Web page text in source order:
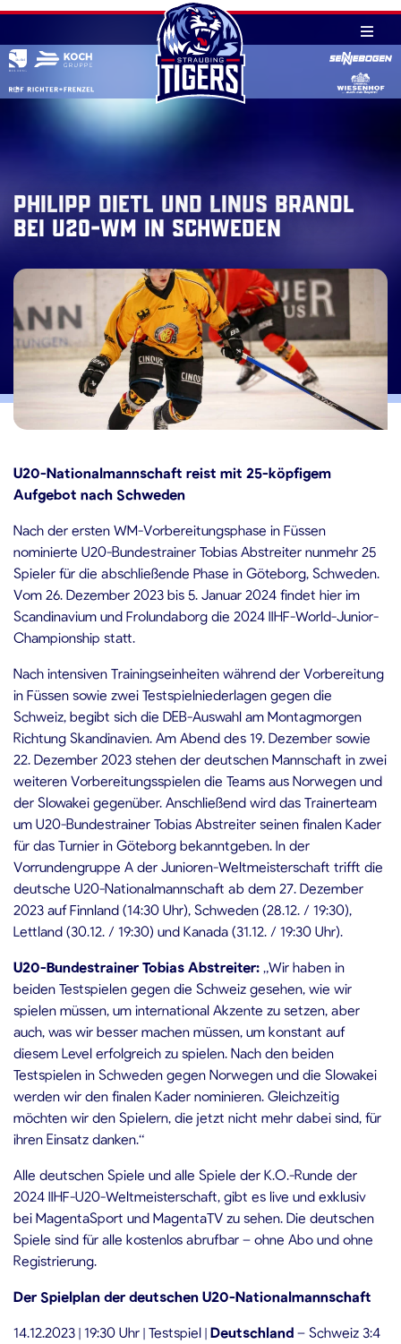
Skip
content
Philipp Dietl und Linus Brandl
bei U20-WM in Schweden
U20-Nationalmannschaft reist mit 25-köpfigem
Aufgebot nach Schweden
Nach der ersten WM-Vorbereitungsphase in Füssen
nominierte U20-Bundestrainer Tobias Abstreiter nunmehr 25
Spieler für die abschließende Phase in Göteborg, Schweden.
Vom 26. Dezember 2023 bis 5. Januar 2024 findet hier im
Scandinavium und Frolundaborg die 2024 IIHF-World-Junior-
Championship statt.
Nach intensiven Trainingseinheiten während der Vorbereitung
in Füssen sowie zwei Testspielniederlagen gegen die
Schweiz, begibt sich die DEB-Auswahl am Montagmorgen
Richtung Skandinavien. Am Abend des 19. Dezember sowie
22. Dezember 2023 stehen der deutschen Mannschaft in zwei
weiteren Vorbereitungsspielen die Teams aus Norwegen und
der Slowakei gegenüber. Anschließend wird das Trainerteam
um U20-Bundestrainer Tobias Abstreiter seinen finalen Kader
für das Turnier in Göteborg bekanntgeben. In der
Vorrundengruppe A der Junioren-Weltmeisterschaft trifft die
deutsche U20-Nationalmannschaft ab dem 27. Dezember
2023 auf Finnland (14:30 Uhr), Schweden (28.12. / 19:30),
Lettland (30.12. / 19:30) und Kanada (31.12. / 19:30 Uhr).
U20-Bundestrainer Tobias Abstreiter: „Wir haben in
beiden Testspielen gegen die Schweiz gesehen, wie wir
spielen müssen, um international Akzente zu setzen, aber
auch, was wir besser machen müssen, um konstant auf
diesem Level erfolgreich zu spielen. Nach den beiden
Testspielen in Schweden gegen Norwegen und die Slowakei
werden wir den finalen Kader nominieren. Gleichzeitig
möchten wir den Spielern, die jetzt nicht mehr dabei sind, für
ihren Einsatz danken.“
Alle deutschen Spiele und alle Spiele der K.O.-Runde der
2024 IIHF-U20-Weltmeisterschaft, gibt es live und exklusiv
bei MagentaSport und MagentaTV zu sehen. Die deutschen
Spiele sind für alle kostenlos abrufbar – ohne Abo und ohne
Registrierung.
Der Spielplan der deutschen U20-Nationalmannschaft
14.12.2023 | 19:30 Uhr | Testspiel | Deutschland – Schweiz 3:4